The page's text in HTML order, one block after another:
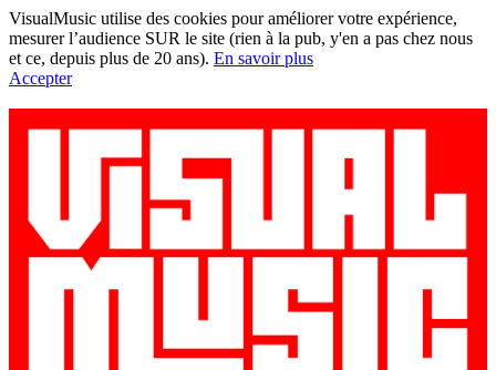
VisualMusic utilise des cookies pour améliorer votre expérience,
mesurer l’audience SUR le site (rien à la pub, y'en a pas chez nous
et ce, depuis plus de 20 ans). En savoir plus
Accepter